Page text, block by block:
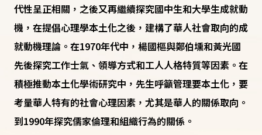
代性呈正相關，之後又再繼續探究國中生和大學生成就動
機，在提倡心理學本土化之後，建構了華人社會取向的成
就動機理論。在1970年代中，楊國樞與鄭伯壎和黃光國
先後探究工作士氣、領導方式和工人人格特質等因素。在
積極推動本土化學術研究中，先生呼籲管理要本土化，要
考量華人特有的社會心理因素，尤其是華人的關係取向。
到1990年探究儒家倫理和組織行為的關係。